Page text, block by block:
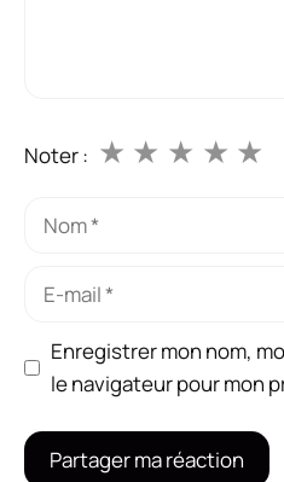
Noter : ★
★
★
★
★
Nom
Enregistrer mon nom,
le navigateur pour mon